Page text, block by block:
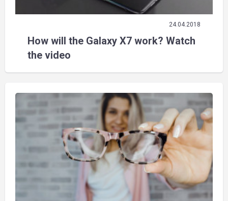
24.04.2018
How will the Galaxy X7 work? Watch
the video